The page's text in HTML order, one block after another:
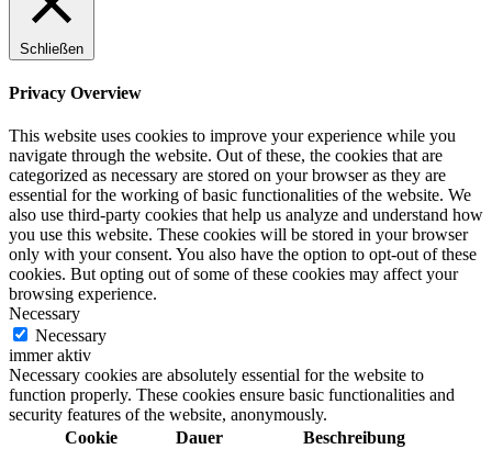
Schließen
Privacy Overview
This website uses cookies to improve your experience while you
navigate through the website. Out of these, the cookies that are
categorized as necessary are stored on your browser as they are
essential for the working of basic functionalities of the website. We
also use third-party cookies that help us analyze and understand how
you use this website. These cookies will be stored in your browser
only with your consent. You also have the option to opt-out of these
cookies. But opting out of some of these cookies may affect your
browsing experience.
Necessary
Necessary
immer aktiv
Necessary cookies are absolutely essential for the website to
function properly. These cookies ensure basic functionalities and
security features of the website, anonymously.
Cookie
Dauer Beschreibung